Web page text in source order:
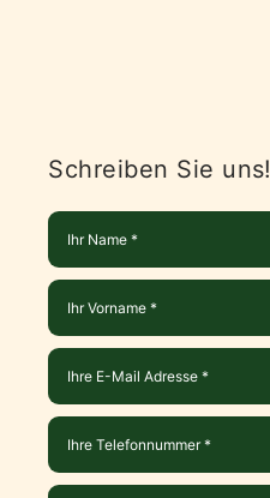
Schreiben Sie uns!